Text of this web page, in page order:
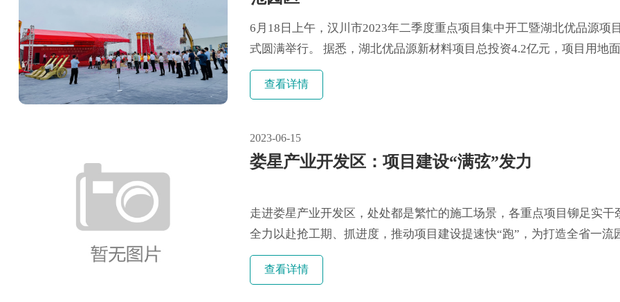
6月18日上午，汉川市2023年二季度重点项目集中开工暨湖北优品源项
式圆满举行。 据悉，湖北优品源新材料项目总投资4.2亿元，项目用地
160亩，规划建筑面积约8万㎡。该项目建成投产后，预计年产值6亿元，
1500万元，将进一步加强佳饰家集团在装饰纸行业的领军地位，促进湖
查看详情
2023-06-15
娄星产业开发区：项目建设“满弦”发力
走进娄星产业开发区，处处都是繁忙的施工场景，各重点项目铆足实干
全力以赴抢工期、抓进度，推动项目建设提速快“跑”，为打造全省一流
澎湃动能。...
查看详情